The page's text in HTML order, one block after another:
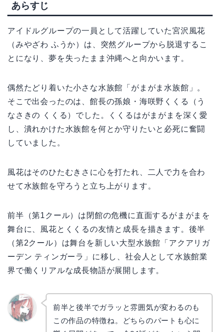
あらすじ
アイドルグループの一員として活躍していた宮沢風花
（みやざわ ふうか）は、突然グループから脱退するこ
とになり、夢を失ったまま沖縄へと向かいます。
偶然たどり着いた小さな水族館「がまがま水族館」。
そこで出会ったのは、館長の孫娘・海咲野くくる（う
なさきの くくる）でした。くくるはがまがまを深く愛
し、潰れかけた水族館を何とか守りたいと必死に奮闘
していました。
風花はそのひたむきさに心を打たれ、二人で力を合わ
せて水族館を守ろうと立ち上がります。
前半（第1クール）は閉館の危機に直面するがまがまを
舞台に、風花とくくるの友情と成長を描きます。後半
（第2クール）は舞台を新しい大型水族館「アクアリガ
ーデン ティンガーラ」に移し、社会人として水族館業
界で働くリアルな成長物語が展開します。
前半と後半でガラッと雰囲気が変わるのも
この作品の特徴ね。どちらのパートも心に